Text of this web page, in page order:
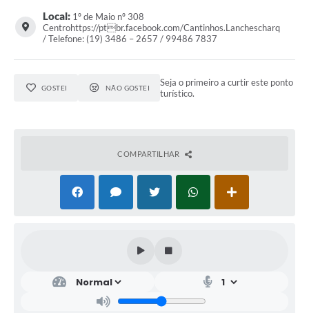
Local: 1º de Maio nº 308
Centrohttps://ptbr.facebook.com/Cantinhos.Lanchescharq
/ Telefone: (19) 3486 – 2657 / 99486 7837
GOSTEI NÃO GOSTEI
Seja o primeiro a curtir este ponto
turístico.
COMPARTILHAR